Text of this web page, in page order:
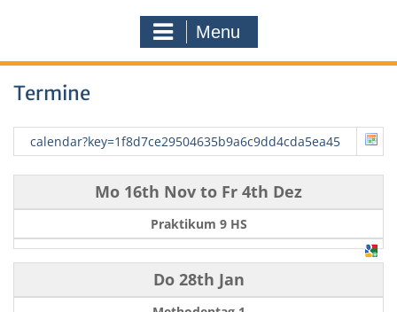
Menu
Termine
calendar?key=1f8d7ce29504635b9a6c9dd4cda5ea45
Mo 16th Nov to Fr 4th Dez
Praktikum 9 HS
Do 28th Jan